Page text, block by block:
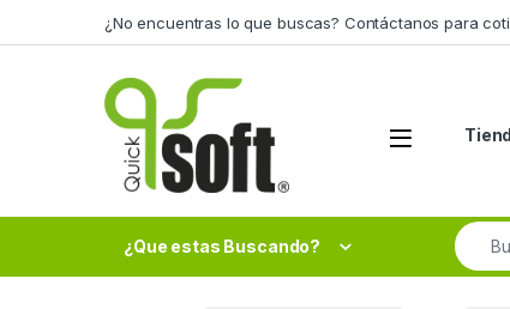
¿No encuentras lo que buscas? Contáctanos para
¿Que estas Buscando?